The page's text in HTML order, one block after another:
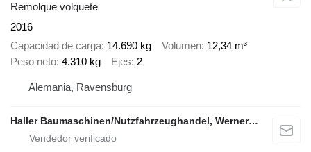
Remolque volquete
2016
Capacidad de carga 14.690 kg Volumen 12,34 m³
Peso neto 4.310 kg Ejes 2
Alemania, Ravensburg
Haller Baumaschinen/Nutzfahrzeughandel, Werner Haller e.K.